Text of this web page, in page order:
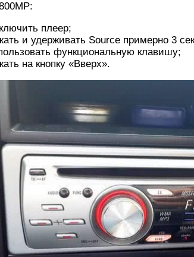
плеер;
и удерживать Source примерно 3
функциональную клавишу;
на кнопку «Вверх».